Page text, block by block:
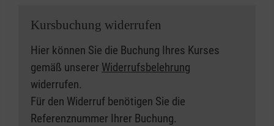
Kursbuchung widerrufen
Hier können Sie die Buchung Ihres Kurses
gemäß unserer Widerrufsbelehrung
widerrufen.
Für den Widerruf benötigen Sie die
Referenznummer Ihrer Buchung.